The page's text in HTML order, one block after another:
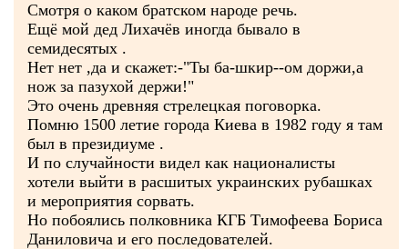
Смотря о каком братском народе речь.
Ещё мой дед Лихачёв иногда бывало в
семидесятых .
Нет нет ,да и скажет:-"Ты ба-шкир--ом доржи,а
нож за пазухой держи!"
Это очень древняя стрелецкая поговорка.
Помню 1500 летие города Киева в 1982 году я там
был в президиуме .
И по случайности видел как националисты
хотели выйти в расшитых украинских рубашках
и мероприятия сорвать.
Но побоялись полковника КГБ Тимофеева Бориса
Даниловича и его последователей.